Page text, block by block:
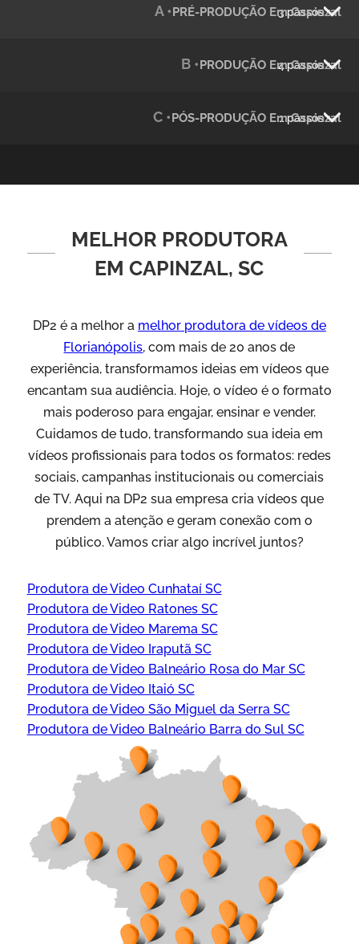
Julândia
Green Process
Vídeos de Produtos e Serviços
A •PRÉ-PRODUÇÃO Em Capinzal
3 passos
B •PRODUÇÃO Em Capinzal
4 passos
C •PÓS-PRODUÇÃO Em Capinzal
1 passos
MELHOR PRODUTORA
EM CAPINZAL, SC
DP2 é a melhor a melhor produtora de vídeos de
Florianópolis, com mais de 20 anos de
experiência, transformamos ideias em vídeos que
encantam sua audiência. Hoje, o vídeo é o formato
mais poderoso para engajar, ensinar e vender.
Cuidamos de tudo, transformando sua ideia em
vídeos profissionais para todos os formatos: redes
sociais, campanhas institucionais ou comerciais
de TV. Aqui na DP2 sua empresa cria vídeos que
prendem a atenção e geram conexão com o
público. Vamos criar algo incrível juntos?
Produtora de Video Cunhataí SC
Produtora de Video Ratones SC
Produtora de Video Marema SC
Produtora de Video Iraputã SC
Produtora de Video Balneário Rosa do Mar SC
Produtora de Video Itaió SC
Produtora de Video São Miguel da Serra SC
Produtora de Video Balneário Barra do Sul SC